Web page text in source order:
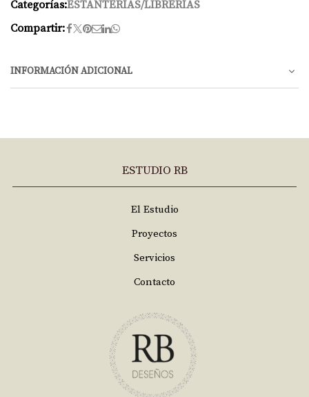
Categorías:ESTANTERÍAS/LIBRERÍAS
Compartir:
INFORMACIÓN ADICIONAL
ESTUDIO RB
El Estudio
Proyectos
Servicios
Contacto